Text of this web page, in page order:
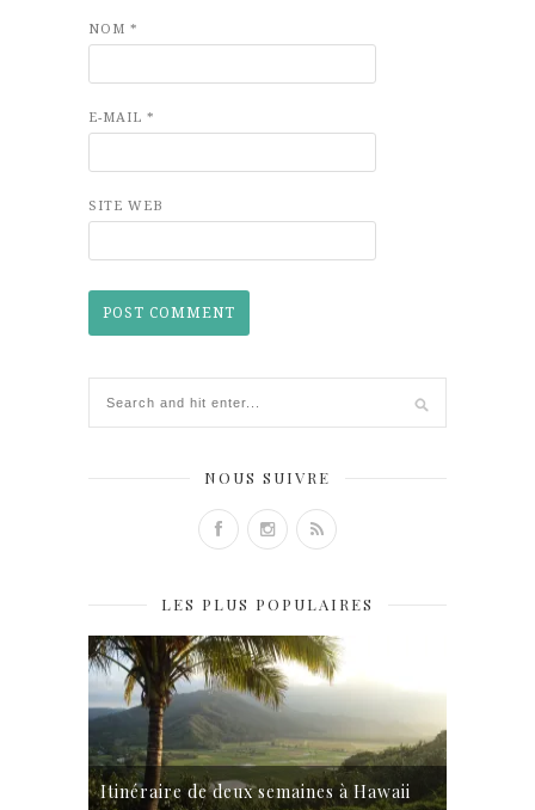
NOM *
E-MAIL *
SITE WEB
NOUS SUIVRE
LES PLUS POPULAIRES
Itinéraire de deux semaines à Hawaii